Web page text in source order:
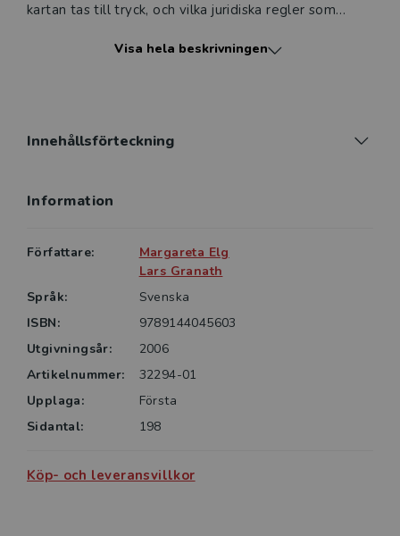
kartan tas till tryck, och vilka juridiska regler som
Visa hela beskrivningen
Innehållsförteckning
Information
Författare:
Margareta Elg
Lars Granath
Språk:
Svenska
ISBN:
9789144045603
Utgivningsår:
2006
Artikelnummer:
32294-01
Upplaga:
Första
Sidantal:
198
Köp- och leveransvillkor